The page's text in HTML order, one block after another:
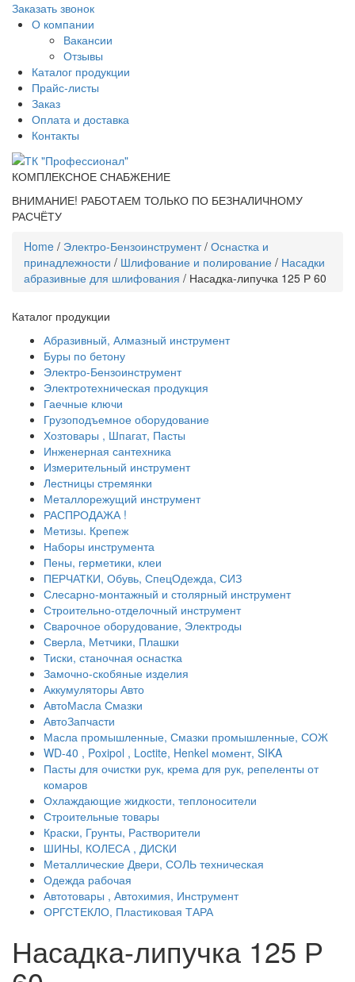
Заказать звонок
О компании
Вакансии
Отзывы
Каталог продукции
Прайс-листы
Заказ
Оплата и доставка
Контакты
КОМПЛЕКСНОЕ СНАБЖЕНИЕ
ВНИМАНИЕ! РАБОТАЕМ ТОЛЬКО ПО БЕЗНАЛИЧНОМУ
РАСЧЁТУ
Home / Электро-Бензоинструмент/ Оснастка и
принадлежности / Шлифование и полирование / Насадки
абразивные для шлифования / Насадка-липучка 125 Р 60
Каталог продукции
Абразивный, Алмазный инструмент
Буры по бетону
Электро-Бензоинструмент
Электротехническая продукция
Гаечные ключи
Грузоподъемное оборудование
Хозтовары , Шпагат, Пасты
Инженерная сантехника
Измерительный инструмент
Лестницы стремянки
Металлорежущий инструмент
РАСПРОДАЖА !
Метизы. Крепеж
Наборы инструмента
Пены, герметики, клеи
ПЕРЧАТКИ, Обувь, СпецОдежда, СИЗ
Слесарно-монтажный и столярный инструмент
Строительно-отделочный инструмент
Сварочное оборудование, Электроды
Сверла, Метчики, Плашки
Тиски, станочная оснастка
Замочно-скобяные изделия
Аккумуляторы Авто
АвтоМасла Смазки
АвтоЗапчасти
Масла промышленные, Смазки промышленные, СОЖ
WD-40 , Poxipol , Loctite, Henkel момент, SIKA
Пасты для очистки рук, крема для рук, репеленты от
комаров
Охлаждающие жидкости, теплоносители
Строительные товары
Краски, Грунты, Растворители
ШИНЫ, КОЛЕСА , ДИСКИ
Металлические Двери, СОЛЬ техническая
Одежда рабочая
Автотовары , Автохимия, Инструмент
ОРГСТЕКЛО, Пластиковая ТАРА
Насадка-липучка 125 Р